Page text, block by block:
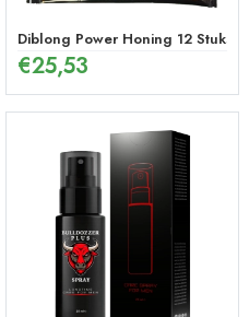
Diblong Power Honing 12 Stuks
€25,53